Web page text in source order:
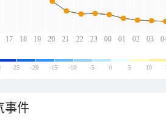
17 18 19 20 21 22 23 00 01 02 03
-25 -20 -15 -10 -5 0 5 10
事件